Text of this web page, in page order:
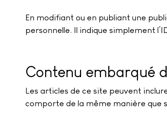
En modifiant ou en publiant une
personnelle. Il indique simplement
Contenu embarqué
Les articles de ce site peuvent
comporte de la même manière que